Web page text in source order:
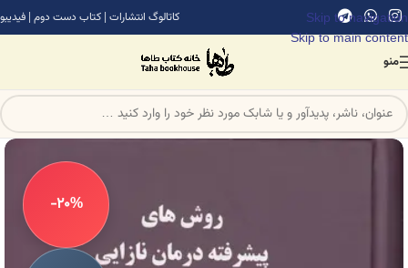
Skip to navigation
Skip to main content
کاتالوگ انتشارات | کتاب دست دوم | فیدیبو
منو
-20%